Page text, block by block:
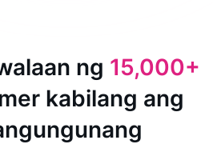
ng 15,000+
kabilang ang